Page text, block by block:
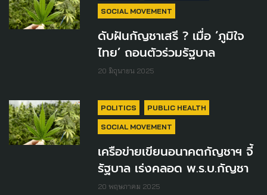
SOCIAL MOVEMENT
ดับฝันกัญชาเสรี ? เมื่อ ‘ภูมิใจ
ไทย’ ถอนตัวร่วมรัฐบาล
20 มิถุนายน 2025
POLITICS PUBLIC HEALTH
SOCIAL MOVEMENT
เครือข่ายเขียนอนาคตกัญชาฯ จี้
รัฐบาล เร่งคลอด พ.ร.บ.กัญชา
20 พฤษภาคม 2025